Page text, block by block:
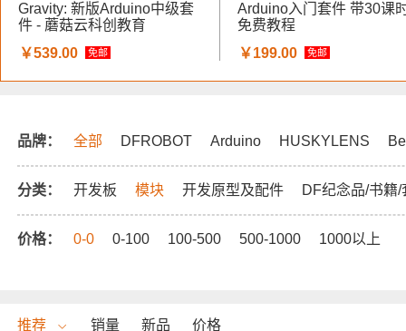
Gravity: 新版Arduino中级套
件 - 蘑菇云科创教育
￥539.00
免邮
Arduino入门套件 带30课
免费教程
￥199.00
免邮
品牌： 全部 DFROBOT Arduino HUSKYLENS
分类： 开发板 模块 开发原型及配件 DF纪念品/书籍/
价格： 0-0 0-100 100-500 500-1000 1000以上
推荐 销量 新品 价格